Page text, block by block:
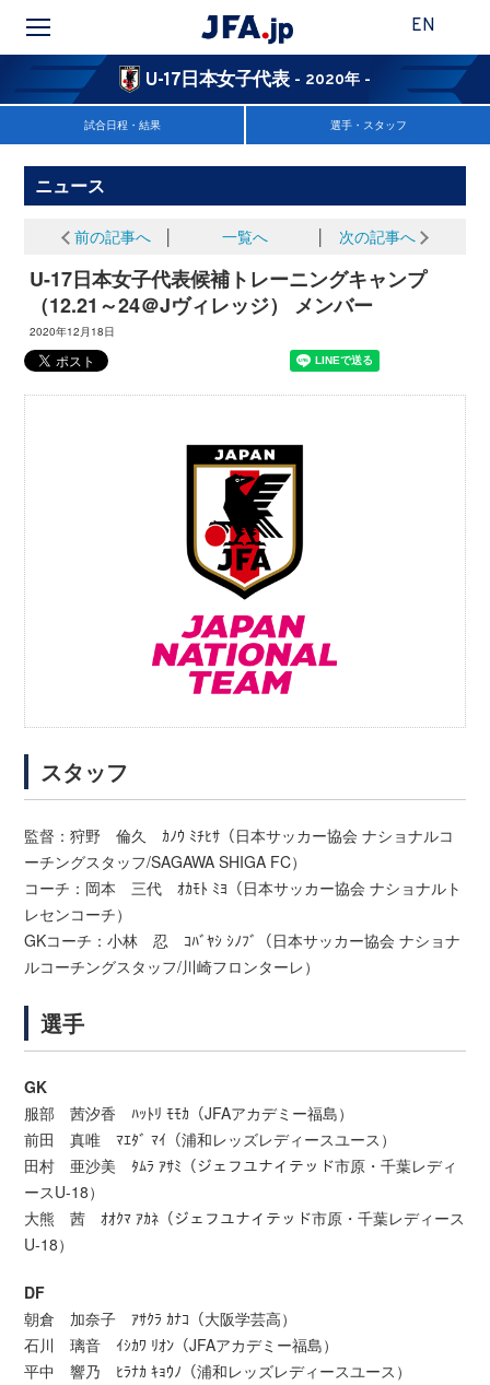
EN
U-17日本女子代表 - 2020年 -
試合日程・結果 選手・スタッフ
ニュース
前の記事へ 一覧へ 次の記事へ
U-17日本女子代表候補トレーニングキャンプ
（12.21～24＠Jヴィレッジ） メンバー
2020年12月18日
スタッフ
監督：狩野 倫久 ｶﾉｳ ﾐﾁﾋｻ（日本サッカー協会 ナショナルコ
ーチングスタッフ/SAGAWA SHIGA FC）
コーチ：岡本 三代 ｵｶﾓﾄ ﾐﾖ（日本サッカー協会 ナショナルト
レセンコーチ）
GKコーチ：小林 忍 ｺﾊﾞﾔｼ ｼﾉﾌﾞ（日本サッカー協会 ナショナ
ルコーチングスタッフ/川崎フロンターレ）
選手
GK
服部 茜汐香 ﾊｯﾄﾘ ﾓﾓｶ（JFAアカデミー福島）
前田 真唯 ﾏｴﾀﾞ ﾏｲ（浦和レッズレディースユース）
田村 亜沙美 ﾀﾑﾗ ｱｻﾐ（ジェフユナイテッド市原・千葉レディ
ースU-18）
大熊 茜 ｵｵｸﾏ ｱｶﾈ（ジェフユナイテッド市原・千葉レディース
U-18）
DF
朝倉 加奈子 ｱｻｸﾗ ｶﾅｺ（大阪学芸高）
石川 璃音 ｲｼｶﾜ ﾘｵﾝ（JFAアカデミー福島）
平中 響乃 ﾋﾗﾅｶ ｷｮｳﾉ（浦和レッズレディースユース）